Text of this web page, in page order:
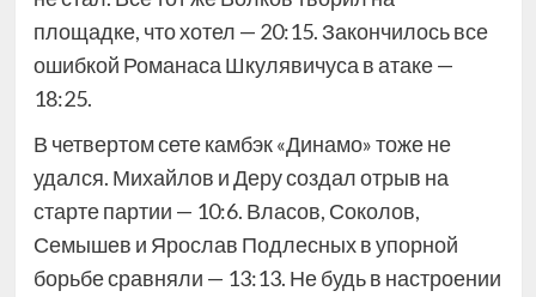
площадке, что хотел — 20:15. Закончилось все
ошибкой Романаса Шкулявичуса в атаке —
18:25.
В четвертом сете камбэк «Динамо» тоже не
удался. Михайлов и Деру создал отрыв на
старте партии — 10:6. Власов, Соколов,
Семышев и Ярослав Подлесных в упорной
борьбе сравняли — 13:13. Не будь в настроении